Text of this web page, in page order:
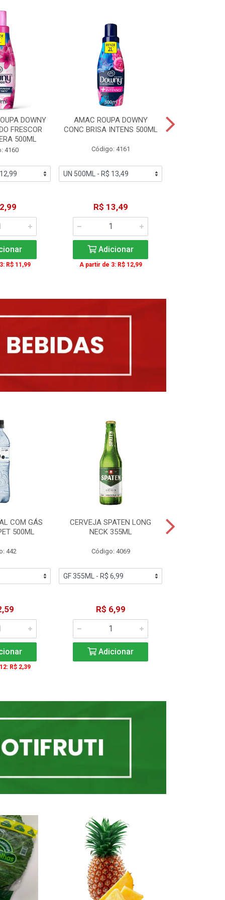
DOWNY
FRESCOR
500ML
4160
R$ 11,99
AMAC ROUPA DOWNY
CONC BRISA INTENS 500ML
Código: 4161
R$ 13,49
Adicionar
A partir de 3: R$ 12,99
COM GÁS
500ML
442
R$ 2,39
CERVEJA SPATEN LONG
NECK 355ML
Código: 4069
R$ 6,99
Adicionar